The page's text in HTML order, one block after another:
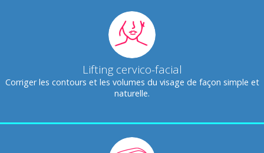
Lifting cervico-facial
Corriger les contours et les volumes du visage de façon simple et
naturelle.